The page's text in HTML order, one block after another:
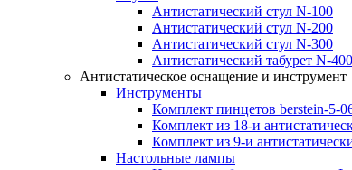
Антистатический стул N-100
Антистатический стул N-200
Антистатический стул N-300
Антистатический табурет N-400
Антистатическое оснащение и инструмент
Инструменты
Комплект пинцетов berstein-5-
Комплект из 18-и
Комплект из 9-и
Настольные лампы